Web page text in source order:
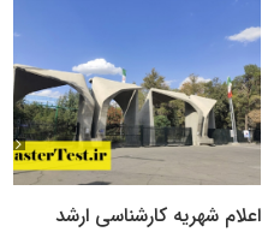
اعلام شهریه کارشناسی ارشد